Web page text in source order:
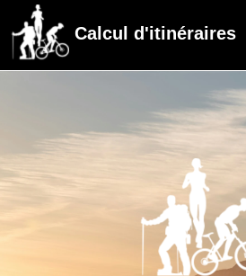
Calcul d'itinéraires